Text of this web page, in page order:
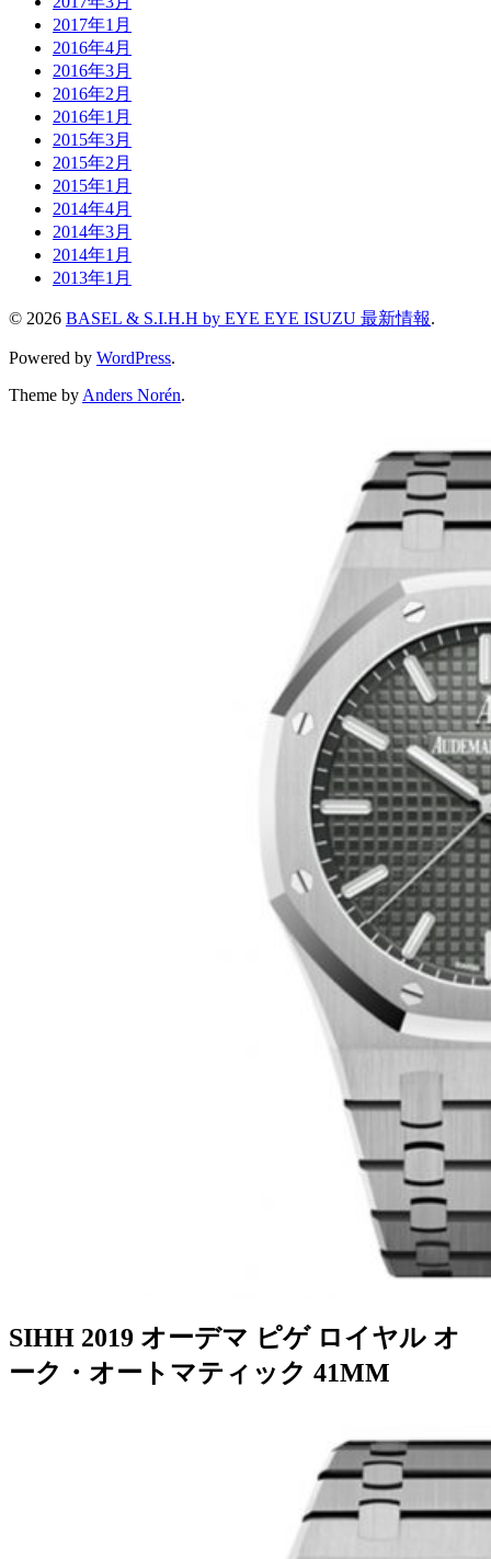
2017年1月
2016年4月
2016年3月
2016年2月
2016年1月
2015年3月
2015年2月
2015年1月
2014年4月
2014年3月
2014年1月
2013年1月
© 2026 BASEL & S.I.H.H by EYE EYE ISUZU 最新情報.
Powered by WordPress.
Theme by Anders Norén.
SIHH 2019 オーデマ ピゲ ロイヤル オ
ーク・オートマティック 41MM